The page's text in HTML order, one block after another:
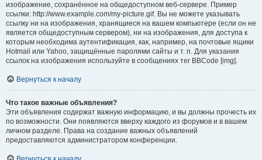
изображение, сохранённое на общедоступном веб-сервере. Пример
ссылки: http://www.example.com/my-picture.gif. Вы не можете указывать
ссылку ни на изображения, хранящиеся на вашем компьютере (если он не
является общедоступным сервером), ни на изображения, для доступа к
которым необходима аутентификация, как, например, на почтовые ящики
Hotmail или Yahoo, защищённые паролями сайты и т. п. Для указания
ссылок на изображения используйте в сообщениях тег BBCode [img].
Вернуться к началу
Что такое важные объявления?
Эти объявления содержат важную информацию, и вы должны прочесть их
по возможности. Они появляются вверху каждого из форумов и в вашем
личном разделе. Права на создание важных объявлений
предоставляются администратором конференции.